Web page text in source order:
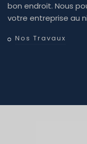
bon endroit. Nous
votre entreprise au
Nos Travaux